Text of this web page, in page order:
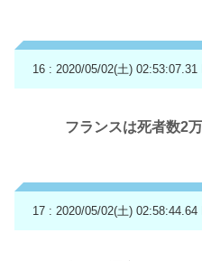
16 : 2020/05/02(土) 02:53:07.31
フランスは死者数2
17 : 2020/05/02(土) 02:58:44.64